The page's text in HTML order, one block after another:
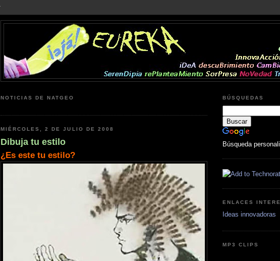
NOTICIAS DE NATGEO
MIÉRCOLES, 2 DE JULIO DE 2008
Dibuja tu estilo
¿Es este tu estilo?
BÚSQUEDAS
Búsqueda
ENLACES
Ideas innovadoras
MP3 CLIPS